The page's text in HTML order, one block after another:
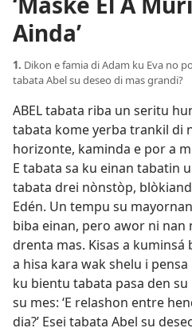
Ainda’
1. Dikon e famia di Adam ku Eva no
tabata Abel su deseo di mas grandi?
ABEL tabata riba un seritu
tabata kome yerba trankil di
horizonte, kaminda e por a
E tabata sa ku einan tabatin
tabata drei nònstòp,
Edén. Un tempu su
biba einan, pero awor ni nan
drenta mas. Kisas a
a hisa kara wak shelu i
ku bientu tabata pasa den
su mes: ‘E relashon entre
dia?’ Esei tabata Abel su